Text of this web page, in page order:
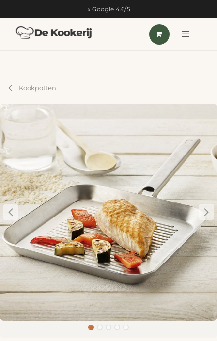
⭐ Google 4.6/5
Kookpotten